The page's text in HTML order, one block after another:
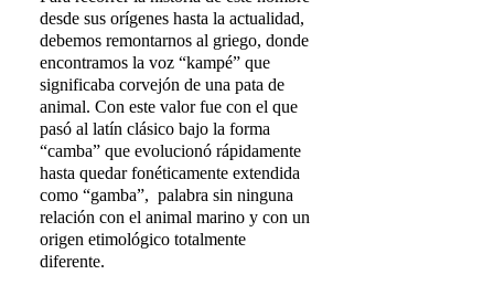
desde sus orígenes hasta la actualidad,
debemos remontarnos al griego, donde
encontramos la voz “kampé” que
significaba corvejón de una pata de
animal. Con este valor fue con el que
pasó al latín clásico bajo la forma
“camba” que evolucionó rápidamente
hasta quedar fonéticamente extendida
como “gamba”, palabra sin ninguna
relación con el animal marino y con un
origen etimológico totalmente
diferente.